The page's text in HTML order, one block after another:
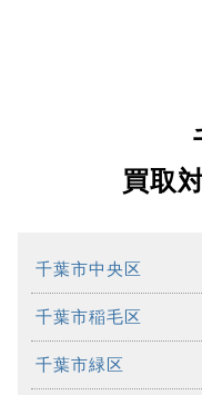
買取
千葉市中央区
千葉市稲毛区
千葉市緑区